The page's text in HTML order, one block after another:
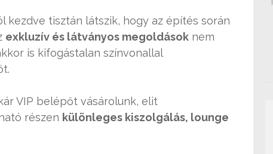
tisztán látszik, hogy az építés során
exkluzív és látványos megoldások nem
is kifogástalan színvonallal
VIP belépőt vásárolunk, elit
részen különleges kiszolgálás, lounge